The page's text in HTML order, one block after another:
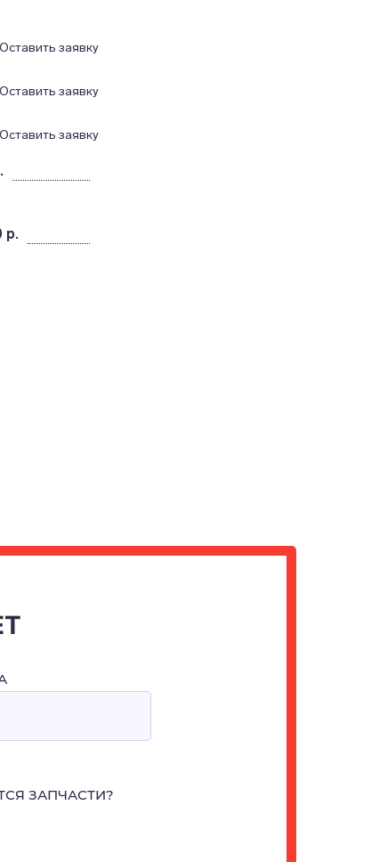
Оставить заявку
Оставить заявку
Оставить заявку
р.
ЗАПЧАСТИ?